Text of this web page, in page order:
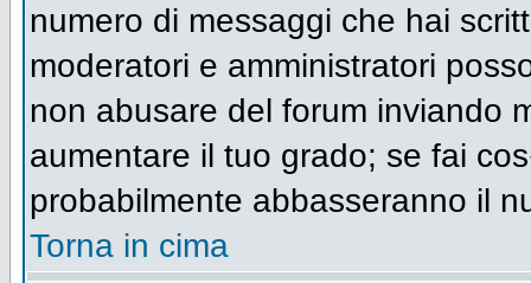
numero di messaggi che hai
moderatori e amministratori
non abusare del forum inviando
aumentare il tuo grado; se fai
probabilmente abbasseranno il
Torna in cima